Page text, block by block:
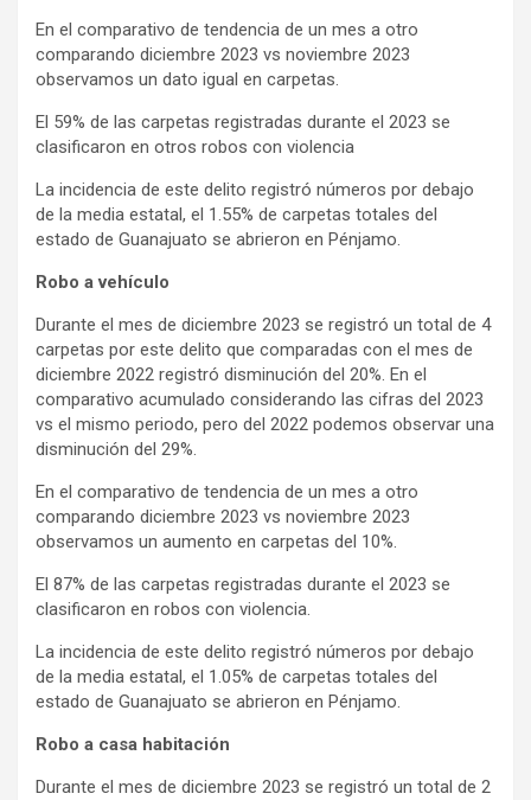
En el comparativo de tendencia de un mes a otro
comparando diciembre 2023 vs noviembre 2023
observamos un dato igual en carpetas.
El 59% de las carpetas registradas durante el 2023 se
clasificaron en otros robos con violencia
La incidencia de este delito registró números por debajo
de la media estatal, el 1.55% de carpetas totales del
estado de Guanajuato se abrieron en Pénjamo.
Robo a vehículo
Durante el mes de diciembre 2023 se registró un total de 4
carpetas por este delito que comparadas con el mes de
diciembre 2022 registró disminución del 20%. En el
comparativo acumulado considerando las cifras del 2023
vs el mismo periodo, pero del 2022 podemos observar una
disminución del 29%.
En el comparativo de tendencia de un mes a otro
comparando diciembre 2023 vs noviembre 2023
observamos un aumento en carpetas del 10%.
El 87% de las carpetas registradas durante el 2023 se
clasificaron en robos con violencia.
La incidencia de este delito registró números por debajo
de la media estatal, el 1.05% de carpetas totales del
estado de Guanajuato se abrieron en Pénjamo.
Robo a casa habitación
Durante el mes de diciembre 2023 se registró un total de 2